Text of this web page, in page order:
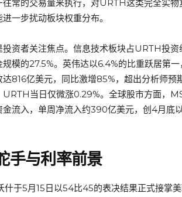
常的交易量来执行，对URTH这类完全实
一步扰动板块权重分布。
资者关注焦点。信息技术板块占URTH投
模的27.5%。英伟达以6.4%的比重跃居第
达816亿美元，同比激增85%，超出分析师
URTH当日仅微涨0.29%。全球股市方面，
金流入，单周净流入约390亿美元，创4月
手与利率前景
什于5月15日以54比45的表决结果正式接掌